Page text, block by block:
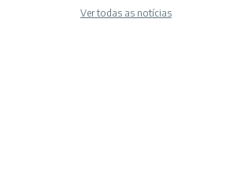
Ver todas as notícias